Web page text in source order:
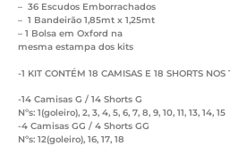
– 36 Escudos Emborrachados
– 1 Bandeirão 1,85mt x 1,25mt
– 1 Bolsa em Oxford na
mesma estampa dos kits
-1 KIT CONTÉM 18 CAMISAS E 18 SHORTS NOS
-14 Camisas G / 14 Shorts G
Nºs: 1(goleiro), 2, 3, 4, 5, 6, 7, 8, 9, 10, 11, 13, 14, 15
-4 Camisas GG / 4 Shorts GG
Nºs: 12(goleiro), 16, 17, 18